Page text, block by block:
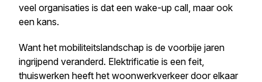
veel organisaties is dat een wake-up call, maar ook
een kans.
Want het mobiliteitslandschap is de voorbije jaren
ingrijpend veranderd. Elektrificatie is een feit,
thuiswerken heeft het woonwerkverkeer door elkaar